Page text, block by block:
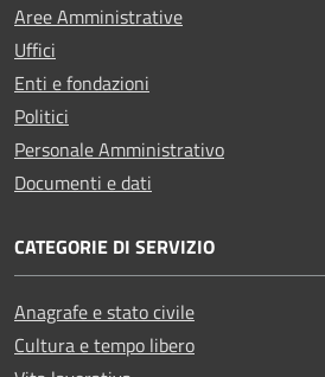
Aree Amministrative
Uffici
Enti e fondazioni
Politici
Personale Amministrativo
Documenti e dati
CATEGORIE DI SERVIZIO
Anagrafe e stato civile
Cultura e tempo libero